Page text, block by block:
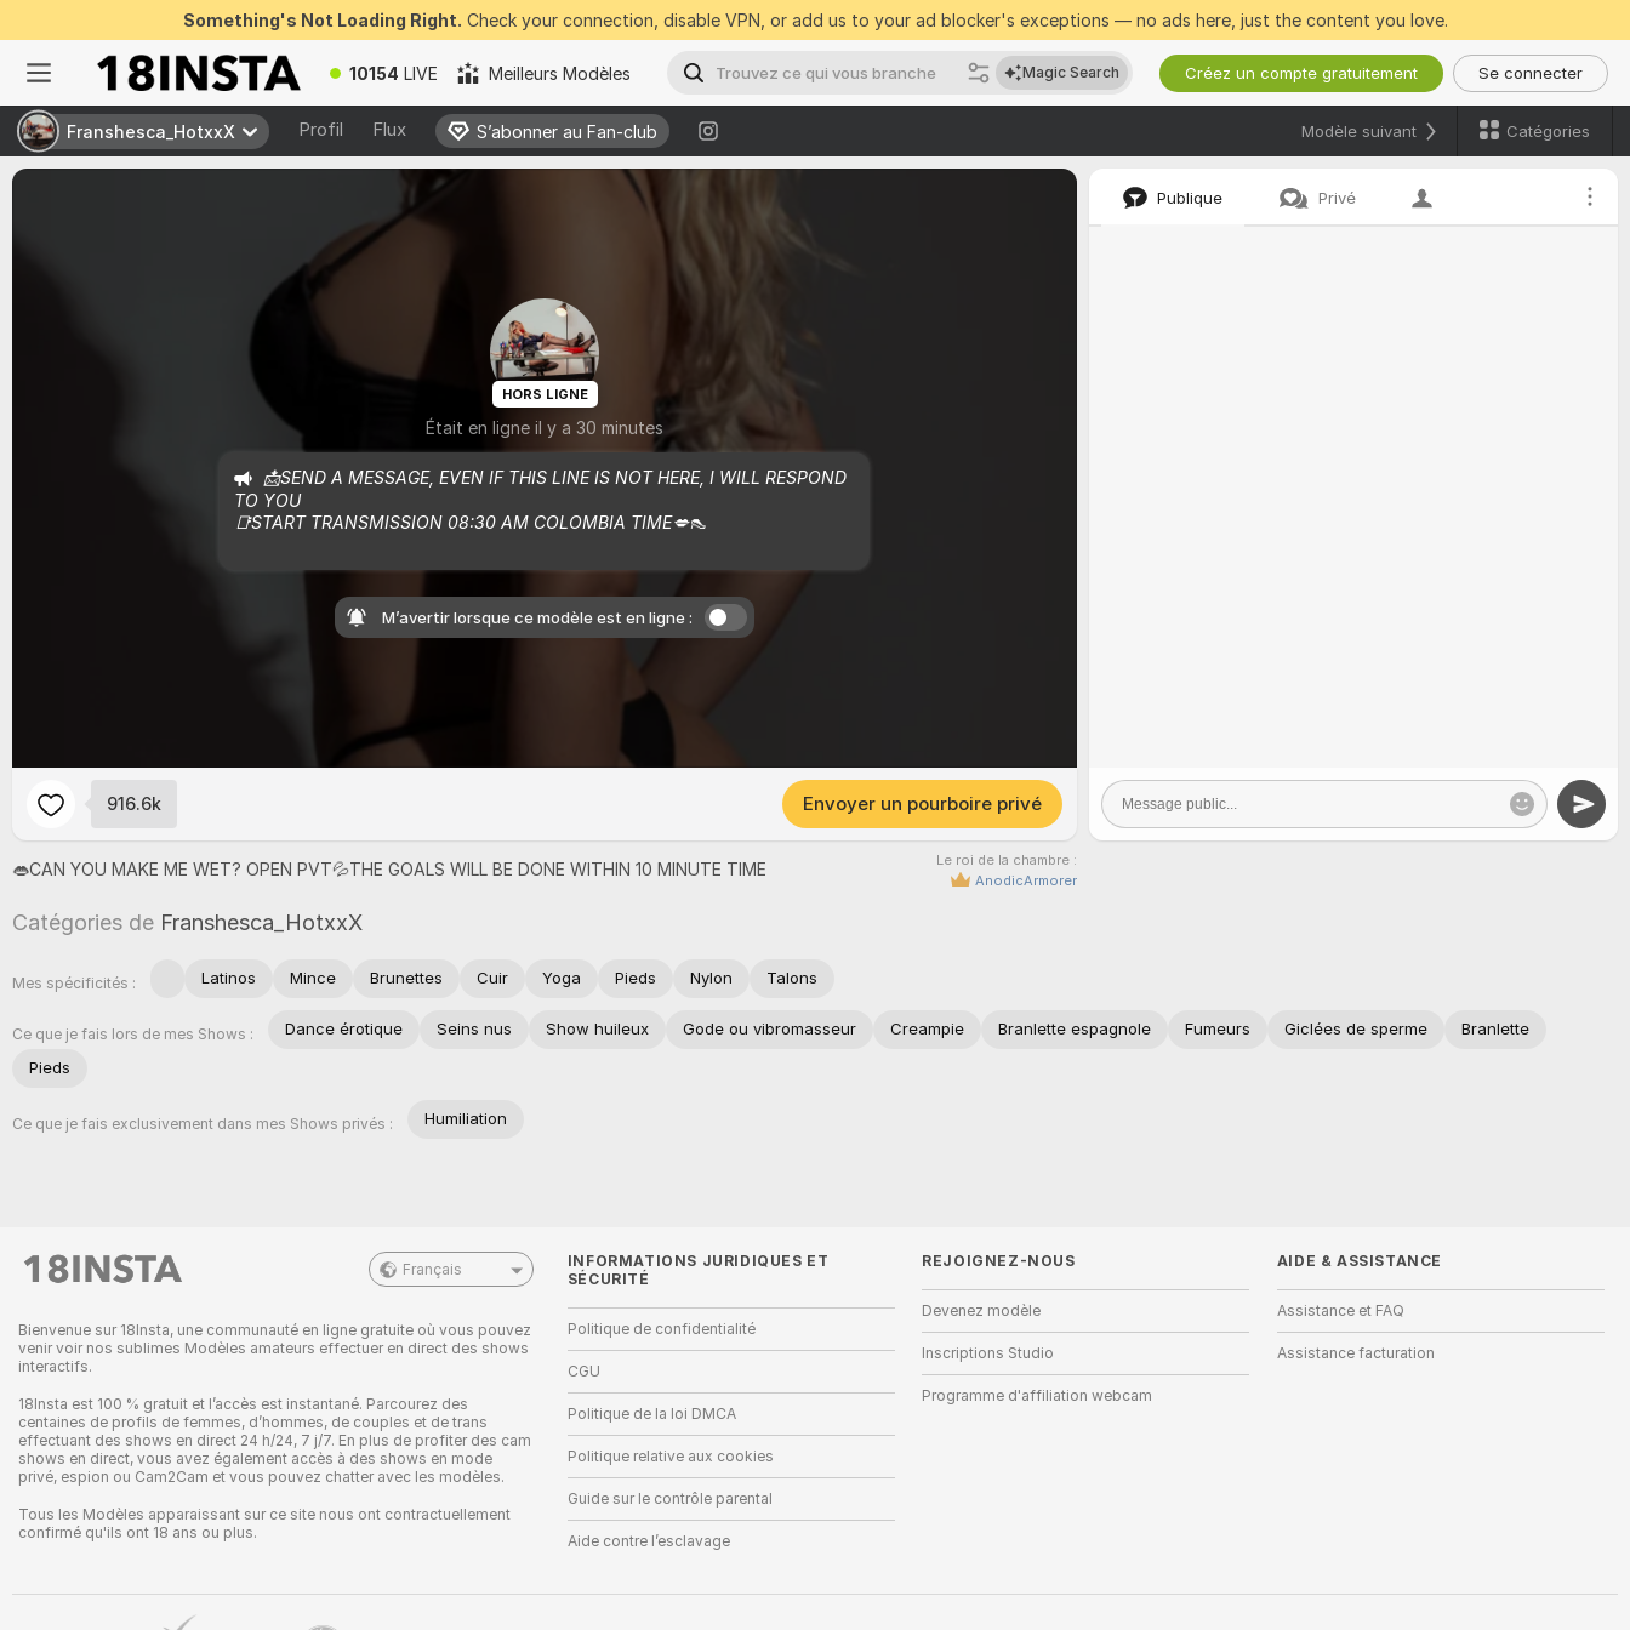
Something's Not Loading Right. Check your connection, disable VPN, or add us to your ad blocker's exceptions — no ads here, just the content you love.
10154 LIVE Meilleurs Modèles Magic Search Créez un compte gratuitement Se connecter
Franshesca_HotxxX Profil Flux S’abonner au Fan-club
Franshesca_HotxxX S’abonner au Fan-club Modèle suivant Catégories
HORS LIGNE
Était en ligne il y a 30 minutes
📩SEND A MESSAGE, EVEN IF THIS LINE IS NOT HERE, I WILL RESPOND
TO YOU
📑START TRANSMISSION 08:30 AM COLOMBIA TIME💋👠
M’avertir lorsque ce modèle est en ligne :
916.6k Envoyer un pourboire privé
👄CAN YOU MAKE ME WET? OPEN PVT💦THE GOALS WILL BE DONE WITHIN 10 MINUTE TIME
Le roi de la chambre :
AnodicArmorer
Publique Privé
Catégories de Franshesca_HotxxX
Mes spécificités : Latinos Mince Brunettes Cuir Yoga Pieds Nylon Talons
Ce que je fais lors de mes Shows : Dance érotique Seins nus Show huileux Gode ou vibromasseur Creampie Branlette espagnole Fumeurs Giclées de sperme
Branlette
Pieds
Ce que je fais exclusivement dans mes Shows privés : Humiliation
Français
Bienvenue sur 18Insta, une communauté en ligne gratuite où vous pouvez
venir voir nos sublimes Modèles amateurs effectuer en direct des shows
interactifs.
18Insta est 100 % gratuit et l’accès est instantané. Parcourez des
centaines de profils de femmes, d’hommes, de couples et de trans
effectuant des shows en direct 24 h/24, 7 j/7. En plus de profiter des cam
shows en direct, vous avez également accès à des shows en mode
privé, espion ou Cam2Cam et vous pouvez chatter avec les modèles.
Tous les Modèles apparaissant sur ce site nous ont contractuellement
confirmé qu'ils ont 18 ans ou plus.
INFORMATIONS JURIDIQUES ET
SÉCURITÉ
Politique de confidentialité
CGU
Politique de la loi DMCA
Politique relative aux cookies
Guide sur le contrôle parental
Aide contre l’esclavage
REJOIGNEZ-NOUS
Devenez modèle
Inscriptions Studio
Programme d'affiliation webcam
AIDE & ASSISTANCE
Assistance et FAQ
Assistance facturation